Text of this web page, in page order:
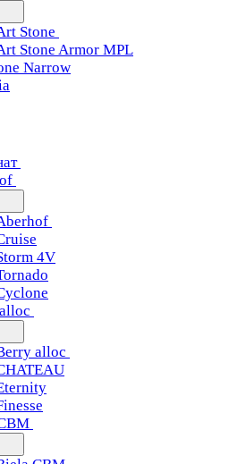
Stone
Stone Armor MPL
Narrow
4V
alloc